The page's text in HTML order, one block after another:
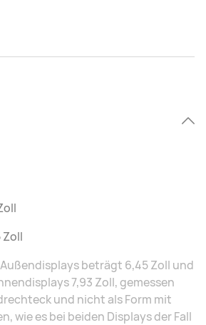
beträgt 6,45 Zoll und
7,93 Zoll, gemessen
und nicht als Form mit
wie es bei beiden Displays der Fall